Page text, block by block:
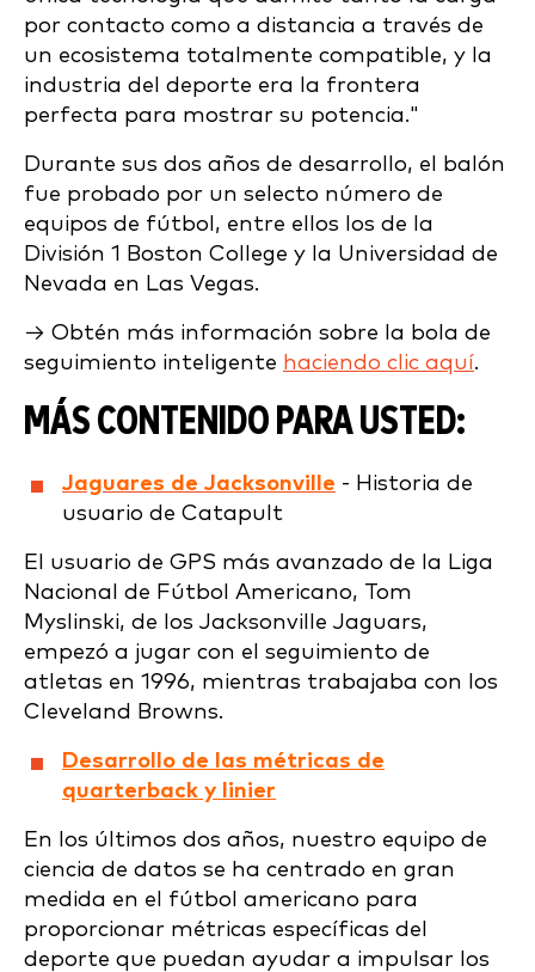
por contacto como a distancia a través de
un ecosistema totalmente compatible, y la
industria del deporte era la frontera
perfecta para mostrar su potencia."
Durante sus dos años de desarrollo, el balón
fue probado por un selecto número de
equipos de fútbol, entre ellos los de la
División 1 Boston College y la Universidad de
Nevada en Las Vegas.
→ Obtén más información sobre la bola de
seguimiento inteligente haciendo clic aquí.
MÁS CONTENIDO PARA USTED:
Jaguares de Jacksonville - Historia de
usuario de Catapult
El usuario de GPS más avanzado de la Liga
Nacional de Fútbol Americano, Tom
Myslinski, de los Jacksonville Jaguars,
empezó a jugar con el seguimiento de
atletas en 1996, mientras trabajaba con los
Cleveland Browns.
Desarrollo de las métricas de
quarterback y linier
En los últimos dos años, nuestro equipo de
ciencia de datos se ha centrado en gran
medida en el fútbol americano para
proporcionar métricas específicas del
deporte que puedan ayudar a impulsar los